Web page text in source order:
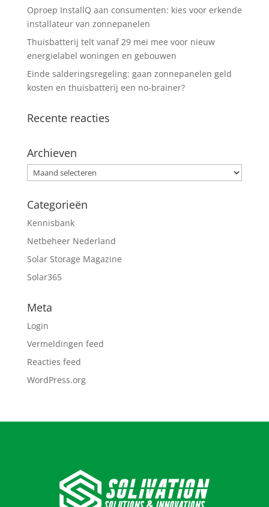
Oproep InstallQ aan consumenten: kies voor erkende
installateur van zonnepanelen
Thuisbatterij telt vanaf 29 mei mee voor nieuw
energielabel woningen en gebouwen
Einde salderingsregeling: gaan zonnepanelen geld
kosten en thuisbatterij een no-brainer?
Recente reacties
Archieven
Archieven
Categorieën
Kennisbank
Netbeheer Nederland
Solar Storage Magazine
Solar365
Meta
Login
Vermeldingen feed
Reacties feed
WordPress.org